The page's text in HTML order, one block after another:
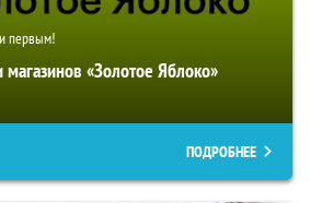
первым!
магазинов «Золотое Яблоко»
ПОДРОБНЕЕ